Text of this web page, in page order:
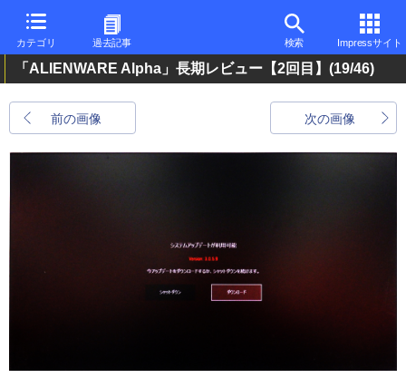
カテゴリ 過去記事 検索 Impressサイト
「ALIENWARE Alpha」長期レビュー【2回目】 (19/46)
前の画像 次の画像